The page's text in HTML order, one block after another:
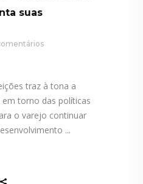
suas
traz à tona a
torno das políticas
o varejo continuar